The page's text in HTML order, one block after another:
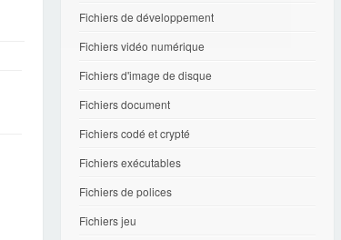
Fichiers de développement
Fichiers vidéo numérique
Fichiers d'image de disque
Fichiers document
Fichiers codé et crypté
Fichiers exécutables
Fichiers de polices
Fichiers jeu